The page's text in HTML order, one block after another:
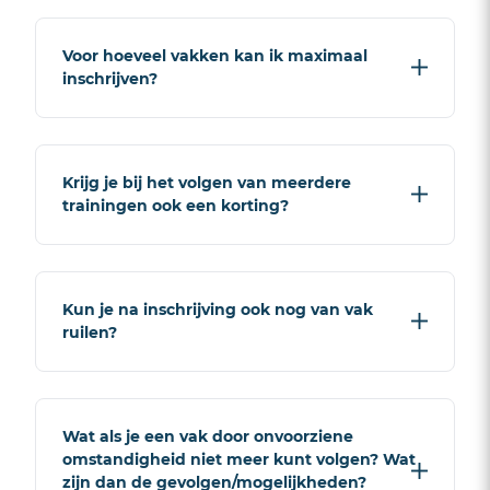
mits daar het vak wordt
aangeboden.
Je kunt je dan aanmelden op een
andere datum en vaak op een
Voor hoeveel vakken kan ik maximaal
inschrijven?
Er is geen maximum. De meeste
kandidaten schrijven voor
Je kunt ook na de training nog weer
inschrijven voor een vak.
Krijg je bij het volgen van meerdere
trainingen ook een korting?
Nee helaas niet. De prijs staat vast
tenzij je van JOUW SCHOOL een
Deze is strikt persoonlijk.
Kun je na inschrijving ook nog van vak
ruilen?
Dit is eventueel mogelijk, maar
alleen als er plaats is bij een ander
vak. In dat geval mail of bel je ons;
Wat als je een vak door onvoorziene
omstandigheid niet meer kunt volgen? Wat
zijn dan de gevolgen/mogelijkheden?